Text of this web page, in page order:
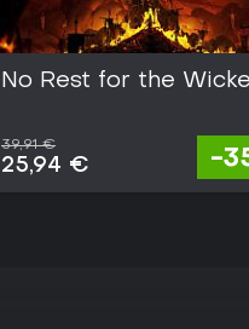
No Rest for the
39,91 €
25,94 € -